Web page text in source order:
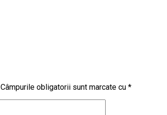
Câmpurile obligatorii sunt marcate cu *